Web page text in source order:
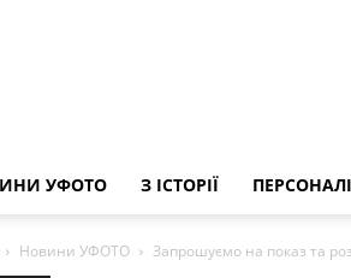
УФОТО З ІСТОРІЇ
Новини УФОТО Запрошуємо на показ та